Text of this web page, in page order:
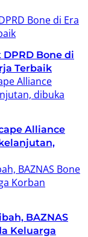
Bone di
Terbaik
Alliance
BAZNAS
Keluarga